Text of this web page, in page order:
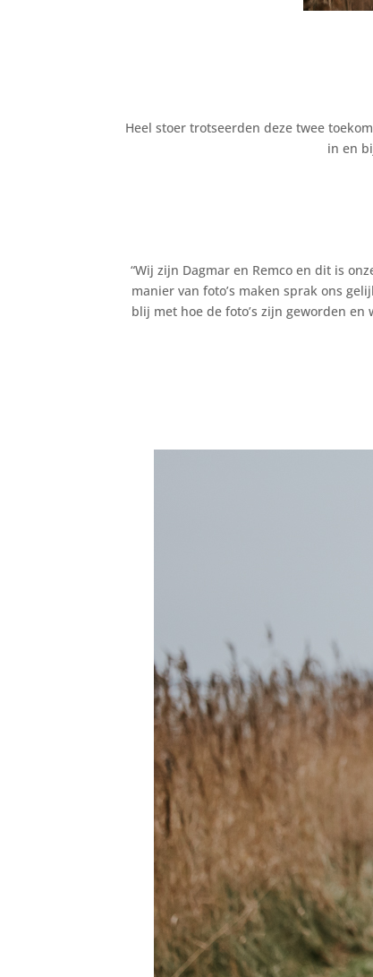
Heel stoer trotseerden deze twee
in en
“Wij zijn Dagmar en Remco en dit is
manier van foto’s maken sprak ons
blij met hoe de foto’s zijn geworden